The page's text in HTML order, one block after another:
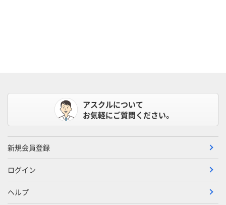
アスクルについて
お気軽にご質問ください。
新規会員登録
ログイン
ヘルプ